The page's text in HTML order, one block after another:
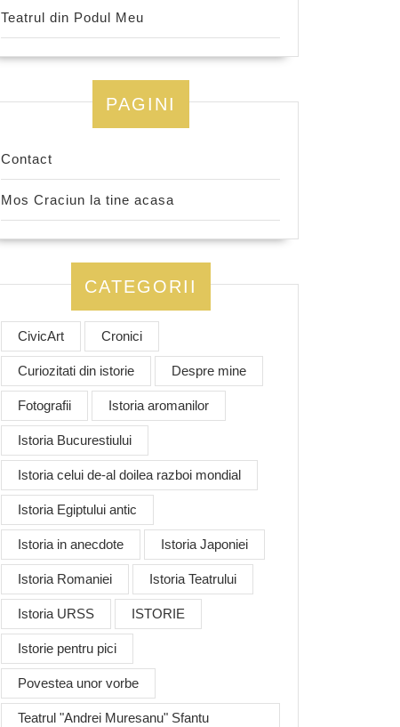
Teatrul din Podul Meu
PAGINI
Contact
Mos Craciun la tine acasa
CATEGORII
CivicArt Cronici
Curiozitati din istorie Despre mine
Fotografii Istoria aromanilor
Istoria Bucurestiului
Istoria celui de-al doilea razboi mondial
Istoria Egiptului antic
Istoria in anecdote Istoria Japoniei
Istoria Romaniei Istoria Teatrului
Istoria URSS ISTORIE
Istorie pentru pici
Povestea unor vorbe
Teatrul "Andrei Muresanu" Sfantu